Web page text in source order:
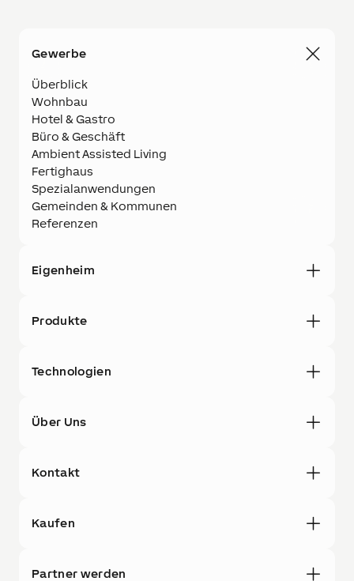
Gewerbe
Überblick
Wohnbau
Hotel & Gastro
Büro & Geschäft
Ambient Assisted Living
Fertighaus
Spezialanwendungen
Gemeinden & Kommunen
Referenzen
Eigenheim
Produkte
Technologien
Über Uns
Kontakt
Kaufen
Partner werden